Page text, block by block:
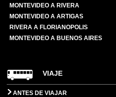
MONTEVIDEO A RIVERA
MONTEVIDEO A ARTIGAS
RIVERA A FLORIANOPOLIS
MONTEVIDEO A BUENOS AIRES
VIAJE
ANTES DE VIAJAR